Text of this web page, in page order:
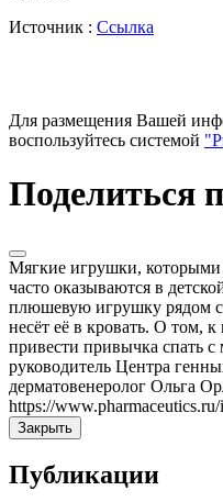
Источник : Ссылка
Для размещения Вашей
воспользуйтесь системой
Поделиться
Мягкие игрушки, которыми
часто оказываются в
плюшевую игрушку рядом
несёт её в кровать. О том,
привести привычка спать с
руководитель Центра
дерматовенеролог Ольга
https://
Закрыть
Публикации